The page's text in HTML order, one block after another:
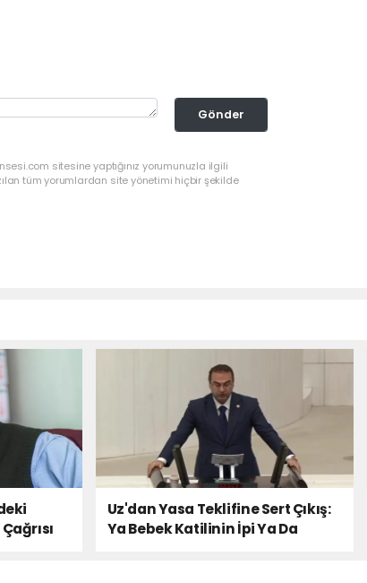
Gönder
sitesine yaptığınız yorumunuzla ilgili
tüm yorumlardan site yönetimi hiçbir şekilde
Uz'dan Yasa Teklifine Sert Çıkış:
Ya Bebek Katilinin İpi Ya Da